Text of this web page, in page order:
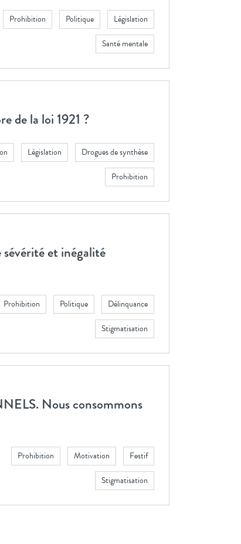
Législation
Politique
Prohibition
Santé mentale
de la loi 1921 ?
Drogues de synthèse
Législation
Prohibition
et inégalité
Délinquance
Politique
Prohibition
Stigmatisation
Nous consommons
Festif
Motivation
Prohibition
Stigmatisation